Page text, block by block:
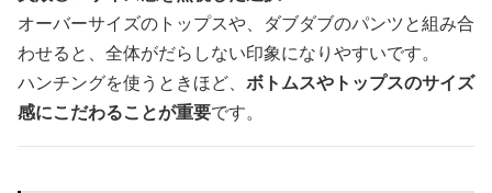
オーバーサイズのトップスや、ダブダブのパンツと組み合
わせると、全体がだらしない印象になりやすいです。
ハンチングを使うときほど、 ボトムスやトップスのサイズ
感にこだわることが重要です。